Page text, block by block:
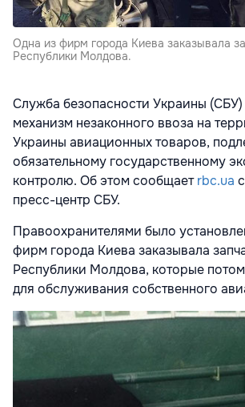
Одна из фирм города Киева заказывала
Республики Молдова.
Служба безопасности Украины
механизм незаконного ввоза на
Украины авиационных товаров,
обязательному государственному
контролю. Об этом сообщаетrbc.ua
пресс-центр СБУ.
Правоохранителями было
фирм города Киева заказывала
Республики Молдова, которые
для обслуживания собственного